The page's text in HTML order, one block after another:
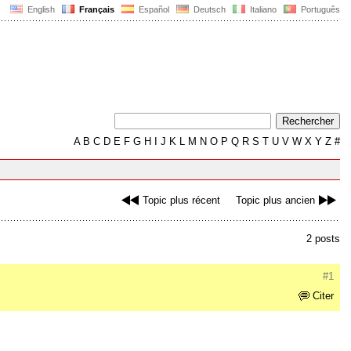
English Français Español Deutsch Italiano Português
AB C D E F G H J K L M N O P Q R S T U V W X Y Z #
Topic plus récent Topic plus ancien
2 posts
#1
Citer